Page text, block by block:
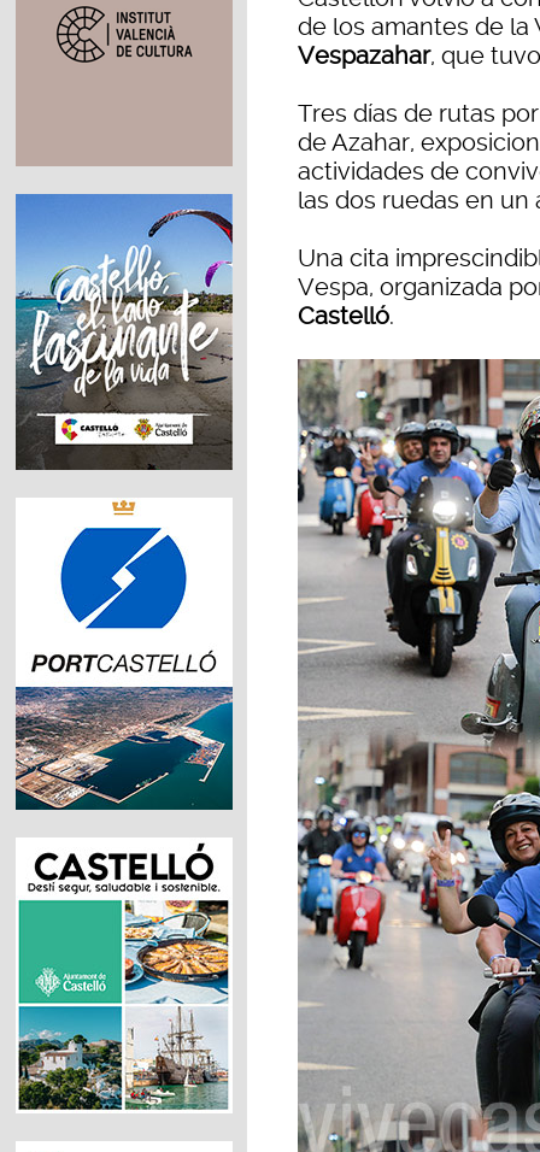
de los amantes de
Vespazahar, que
Tres días de rutas
de Azahar,
actividades de
las dos ruedas en un
Una cita
Vespa, organizada
Castelló.